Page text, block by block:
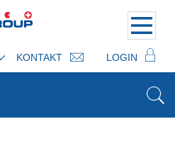
KONTAKT LOGIN